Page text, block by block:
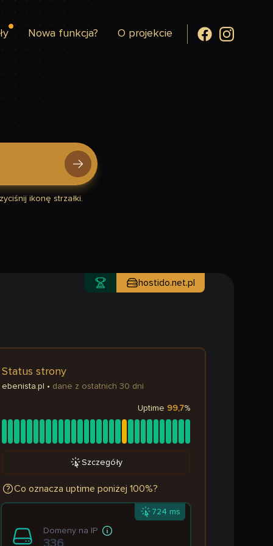
Nowa funkcja? O projekcie
ikonę strzałki.
hostido.net.pl
Status strony
ebenista.pl • dane z ostatnich 30 dni
Uptime 99,7%
Szczegóły
Co oznacza uptime poniżej 100%?
724 ms
Domeny na IP
336